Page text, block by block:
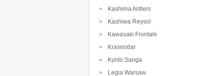
Kashima Antlers
Kashiwa Reysol
Kawasaki Frontale
Krasnodar
Kyoto Sanga
Legia Warsaw